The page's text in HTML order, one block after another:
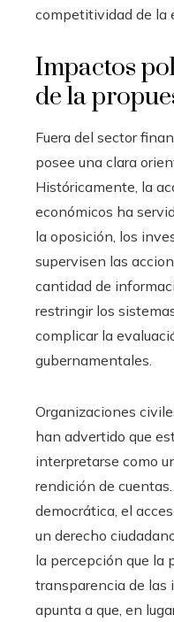
competitividad de la
Impactos
de la
Fuera del sector
posee una clara
Históricamente, la
económicos ha
la oposición, los
supervisen las
cantidad de
restringir los
complicar la
gubernamentales.
Organizaciones
han advertido que
interpretarse como
rendición de
democrática, el
un derecho
la percepción que la
transparencia de las
apunta a que, en